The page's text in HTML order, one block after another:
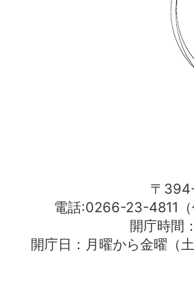
〒
電話:0266-23-4811
開庁時間
開庁日：月曜から金曜（